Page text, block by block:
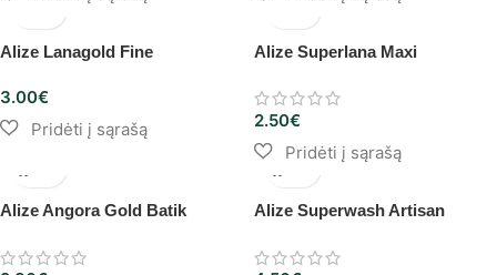
Alize Lanagold Fine
3.00€
Alize Superlana Maxi
2.50€
Alize Angora Gold Batik Alize Superwash Artisan